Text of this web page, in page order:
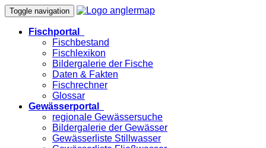
Toggle navigation
Fischportal
Fischbestand
Fischlexikon
Bildergalerie der Fische
Daten & Fakten
Fischrechner
Glossar
Gewässerportal
regionale Gewässersuche
Bildergalerie der Gewässer
Gewässerliste Stillwasser